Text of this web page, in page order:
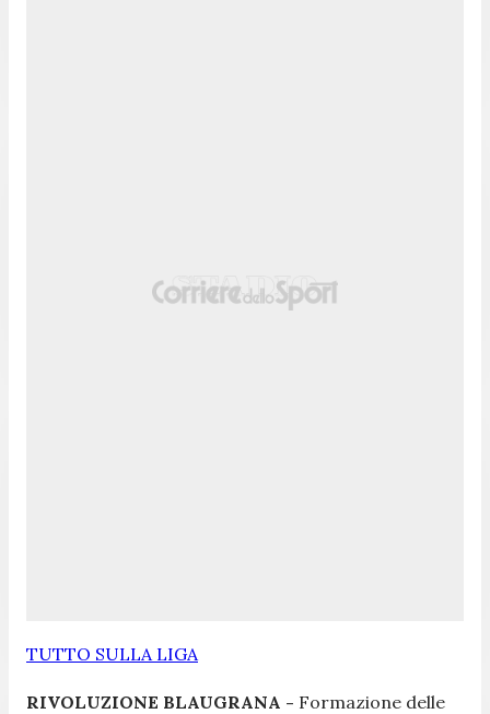
TUTTO SULLA LIGA
RIVOLUZIONE BLAUGRANA - Formazione delle